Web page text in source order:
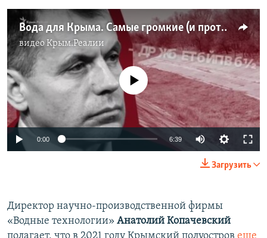
Вода для Крыма. Самые громкие (и противоречивые) заявления чиновников (видео)
видеоКрым.Реалии
720p 1080p
No media source currently available
0:00 6:39
270p
720p
Загрузить
Директор научно-производственной фирмы
«Водные технологии» Анатолий Копачевский